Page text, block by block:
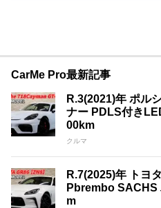
CarMe Pro最新記事
R.3(2021)年 ポル
ナー PDLS付き
00km
クルマ
R.7(2025)年 トヨ
Pbrembo SACHS
m